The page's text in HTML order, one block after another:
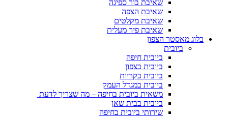
שאיבת בור ספיגה
שאיבת הצפה
שאיבת מקלטים
שאיבת פיר מעלית
בלוג מאסטר הצפון
ביובית
ביובית חיפה
ביובית בצפון
ביובית בקריות
ביובית במגדל העמק
משאית ביובית בחיפה – מה שצריך לדעת
ביובית בבית שאן
שירותי ביובית בחיפה